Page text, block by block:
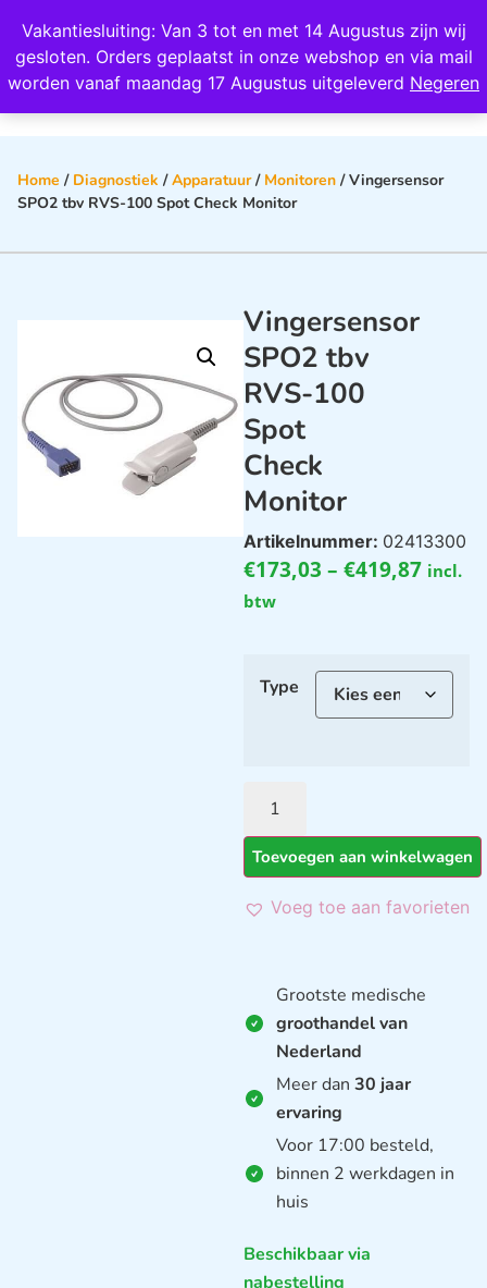
Vakantiesluiting: Van 3 tot en met 14 Augustus zijn wij
gesloten. Orders geplaatst in onze webshop en via mail
worden vanaf maandag 17 Augustus uitgeleverd Negeren
Wij scoren een 4,8 op Google
Home / Diagnostiek /Apparatuur/ Monitoren / Vingersensor
SPO2 tbv RVS-100 Spot Check Monitor
Vingersensor
SPO2 tbv
RVS-100
Spot
Check
Monitor
Artikelnummer: 02413300
€173,03 – €419,87 incl.
btw
Type
Toevoegen aan winkelwagen
Voeg toe aan favorieten
Grootste medische
groothandel van
Nederland
Meer dan 30 jaar
ervaring
Voor 17:00 besteld,
binnen 2 werkdagen in
huis
Beschikbaar via
nabestelling